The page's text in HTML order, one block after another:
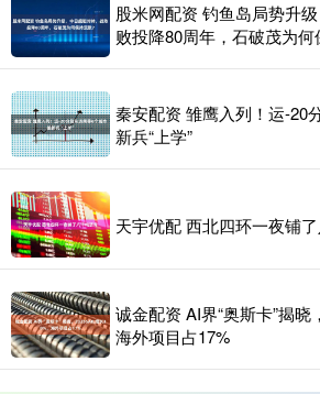
股米网配资 钓鱼岛局势升
败投降80周年，石破茂为何
秦安配资 雏鹰入列！运-20
新兵“上学”
天宇优配 西北四环一夜铺
诚金配资 AI界“奥斯卡”揭晓
海外项目占17%